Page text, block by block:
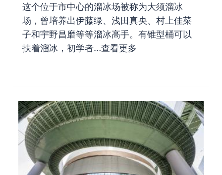
这个位于市中心的溜冰场被称为大须溜冰
场，曾培养出伊藤绿、浅田真央、村上佳菜
子和宇野昌磨等等溜冰高手。有锥型桶可以
扶着溜冰，初学者…查看更多